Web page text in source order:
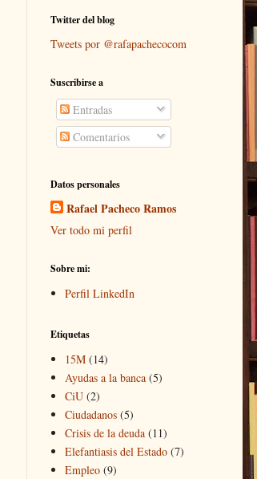
Twitter del blog
Tweets por @rafapachecocom
Suscribirse a
Entradas
Comentarios
Datos personales
Rafael Pacheco Ramos
Ver todo mi perfil
Sobre mi:
Perfil LinkedIn
Etiquetas
15M (14)
Ayudas a la banca (5)
CiU (2)
Ciudadanos (5)
Crisis de la deuda (11)
Elefantiasis del Estado (7)
Empleo (9)